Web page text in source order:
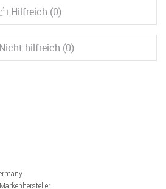
Hilfreich (0)
Nicht hilfreich (0)